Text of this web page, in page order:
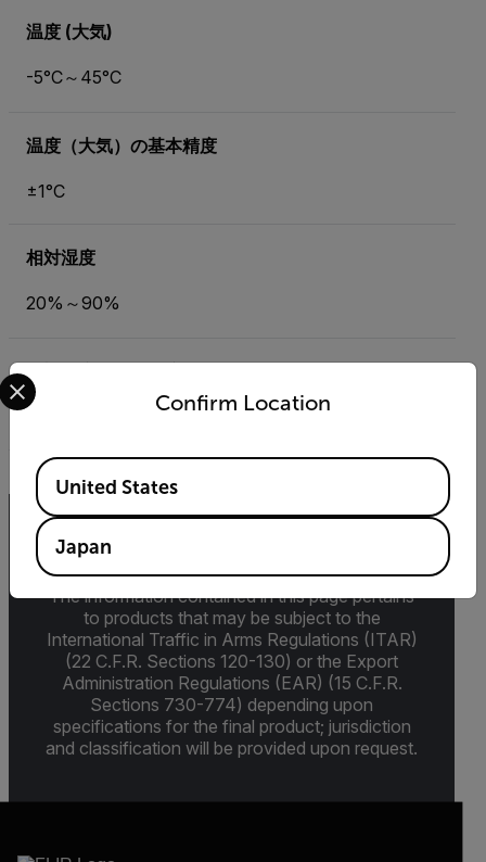
温度 (大気)
-5°C～45°C
温度（大気）の基本精度
±1°C
相対湿度
20%～90%
相対湿度の基本精度
The information contained in this page pertains
to products that may be subject to the
International Traffic in Arms Regulations (ITAR)
(22 C.F.R. Sections 120-130) or the Export
Administration Regulations (EAR) (15 C.F.R.
Sections 730-774) depending upon
specifications for the final product; jurisdiction
and classification will be provided upon request.
Confirm Location
Select your preferred country and language from the
Available Locations
United States
Japan